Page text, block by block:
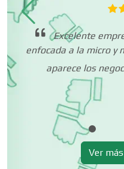
Centros de
Centros
Cerrajerías
Cibercafés
Excelente
enfocada a la micro y
aparece los
Ver